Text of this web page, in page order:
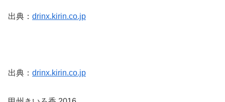
出典： drinx.kirin.co.jp
出典： drinx.kirin.co.jp